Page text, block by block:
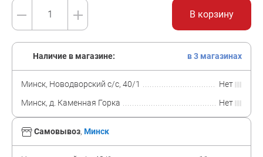
В корзину
Самовывоз, Минск
Наличие в магазине: в 3 магазинах
Минск, Новодворский с/с, 40/1
Нет
Минск, д. Каменная Горка
Нет